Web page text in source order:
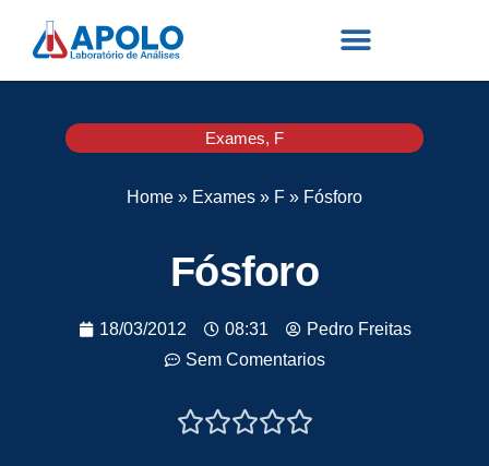
Exames, F
Home » Exames » F » Fósforo
Fósforo
18/03/2012 08:31
Pedro Freitas
Sem Comentarios
